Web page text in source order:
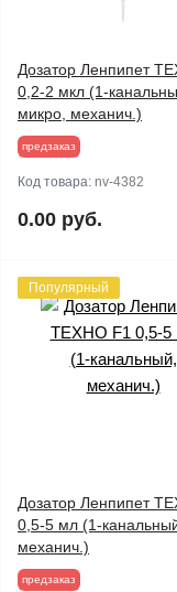
Дозатор Ленпипет
0,2-2 мкл (1-
микро, механич.)
предзаказ
Код товара: nv-4382
0.00 руб.
Популярный
Дозатор Ленпипет
0,5-5 мл (1-
механич.)
предзаказ